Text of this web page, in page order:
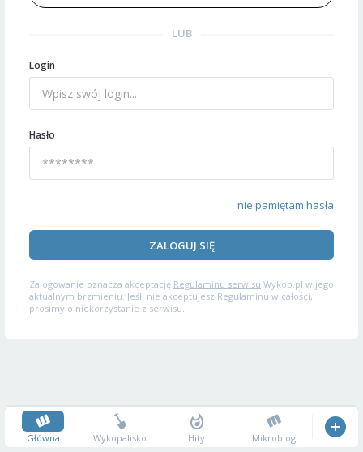
LUB
Login
Hasło
nie pamiętam hasła
ZALOGUJ SIĘ
Zalogowanie oznacza akceptację Regulaminu serwisu Wykop.pl w jego
aktualnym brzmieniu. Jeśli nie akceptujesz Regulaminu w całości,
prosimy o niekorzystanie z serwisu.
Główna Wykopalisko Hity Mikroblog